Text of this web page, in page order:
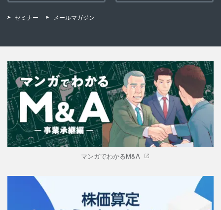
セミナー メールマガジン
マンガでわかるM&A